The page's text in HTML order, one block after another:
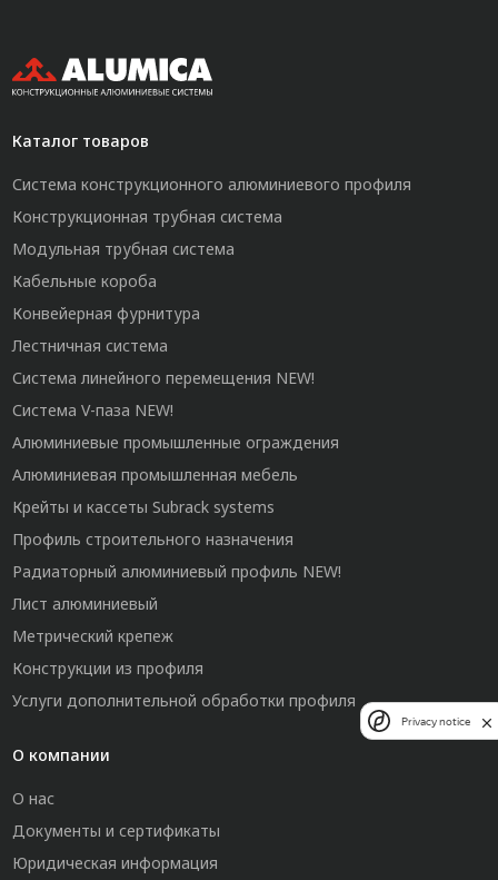
Каталог товаров
Система конструкционного алюминиевого профиля
Конструкционная трубная система
Модульная трубная система
Кабельные короба
Конвейерная фурнитура
Лестничная система
Система линейного перемещения NEW!
Система V-паза NEW!
Алюминиевые промышленные ограждения
Алюминиевая промышленная мебель
Крейты и кассеты Subrack systems
Профиль строительного назначения
Радиаторный алюминиевый профиль NEW!
Лист алюминиевый
Метрический крепеж
Конструкции из профиля
Услуги дополнительной обработки профиля
О компании
О нас
Документы и сертификаты
Юридическая информация
Privacy notice